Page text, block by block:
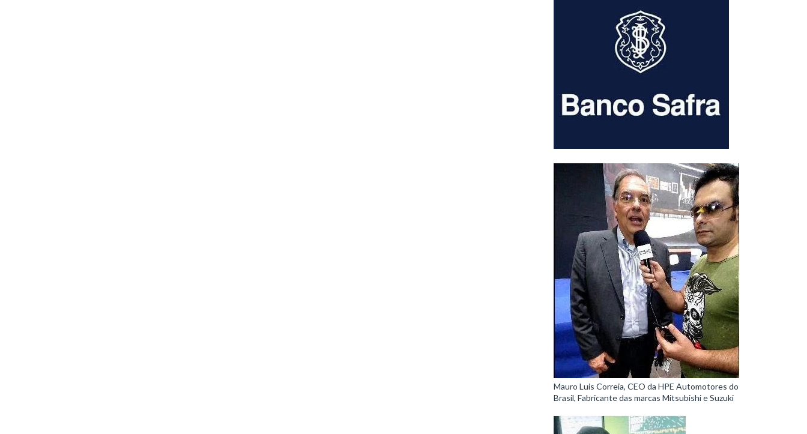
Mauro Luis Correia, CEO da HPE Automotores do
Brasil, Fabricante das marcas Mitsubishi e Suzuki